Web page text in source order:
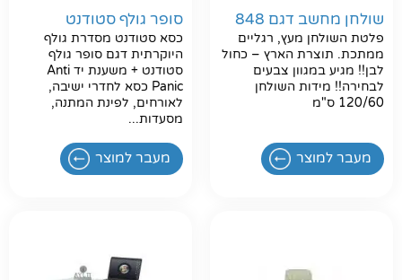
חפשו באתר
שולחן מחשב דגם 848
פלטת השולחן מעץ, רגליים
ממתכת. תוצרת הארץ – כחול
לבן!! מגיע במגוון צבעים
לבחירה!! מידות השולחן
120/60 ס"מ
מעבר למוצר
סופר גולף סטודנט
כסא סטודנט מסדרת גולף
היוקרתית דגם סופר גולף
סטודנט + משענת יד Anti
Panic כסא לחדרי ישיבה,
לאורחים, לפינת המתנה,
מסעדות...
מעבר למוצר